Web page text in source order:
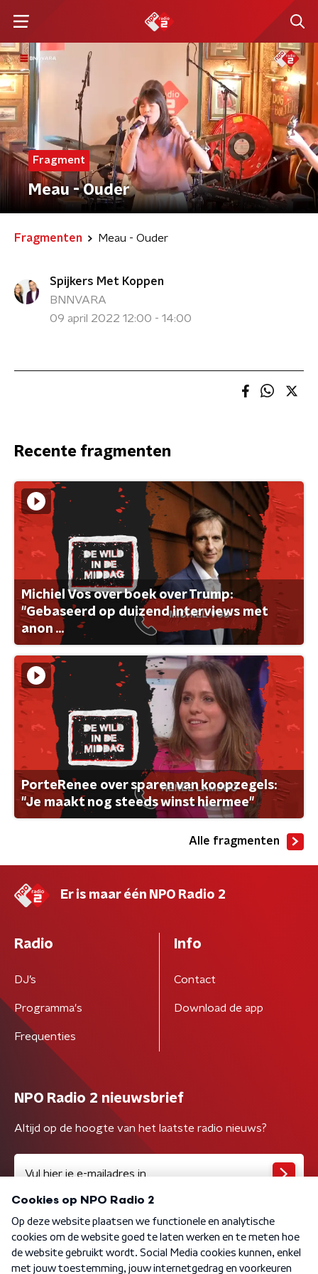
Fragment
Meau - Ouder
Fragmenten Meau - Ouder
Spijkers Met Koppen
BNNVARA
09 april 2022 12:00 - 14:00
Recente fragmenten
Michiel Vos over boek over Trump:
"Gebaseerd op duizend interviews met
anon ...
PorteRenee over sparen van koopzegels:
"Je maakt nog steeds winst hiermee"
Alle fragmenten
Er is maar één NPO Radio 2
Radio
DJ’s
Programma's
Frequenties
Info
Contact
Download de app
NPO Radio 2 nieuwsbrief
Altijd op de hoogte van het laatste radio nieuws?
Algemene voorwaarden